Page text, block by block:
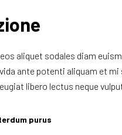
aliquet sodales diam
ante potenti aliquam et
libero lectus neque
purus